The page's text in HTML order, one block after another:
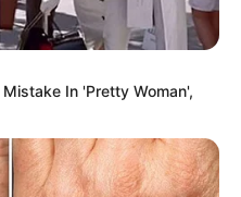
In 'Pretty Woman',